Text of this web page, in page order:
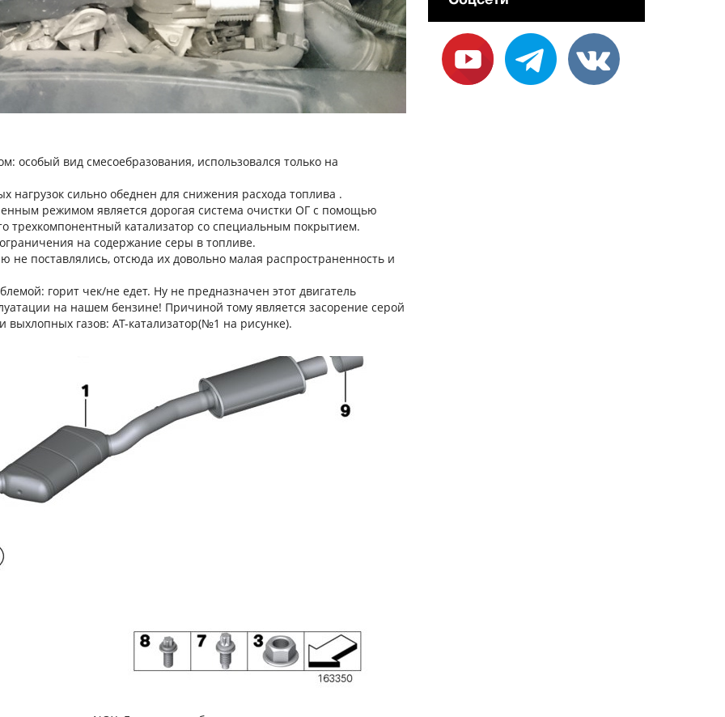
вид смесоебразования, использовался только на
сильно обеднен для снижения расхода топлива .
режимом является дорогая система очистки ОГ с помощью
трехкомпонентный катализатор со специальным покрытием.
на содержание серы в топливе.
поставлялись, отсюда их довольно малая распространенность и
горит чек/не едет. Ну не предназначен этот двигатель
на нашем бензине! Причиной тому является засорение серой
выхлопных газов: АТ-катализатор(№1 на рисунке).